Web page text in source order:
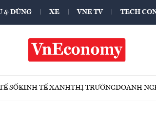
& DÙNG XE VNE TV TECH
SỐKINH TẾ XANHTHỊ TRƯỜNGDOANH